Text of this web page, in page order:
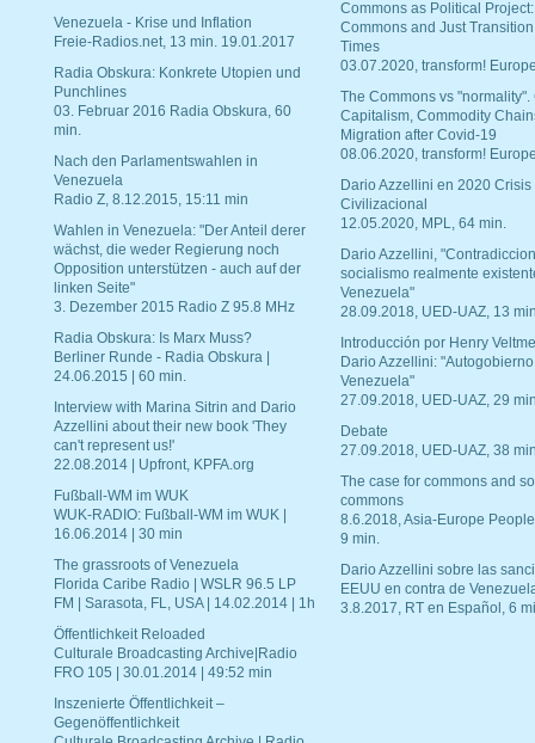
Venezuela - Krise und Inflation
Freie-Radios.net, 13 min. 19.01.2017
Radia Obskura: Konkrete Utopien und
Punchlines
03. Februar 2016 Radia Obskura, 60
min.
Nach den Parlamentswahlen in
Venezuela
Radio Z, 8.12.2015, 15:11 min
Wahlen in Venezuela: "Der Anteil derer
wächst, die weder Regierung noch
Opposition unterstützen - auch auf der
linken Seite"
3. Dezember 2015 Radio Z 95.8 MHz
Radia Obskura: Is Marx Muss?
Berliner Runde - Radia Obskura |
24.06.2015 | 60 min.
Interview with Marina Sitrin and Dario
Azzellini about their new book 'They
can't represent us!'
22.08.2014 | Upfront, KPFA.org
Fußball-WM im WUK
WUK-RADIO: Fußball-WM im WUK |
16.06.2014 | 30 min
The grassroots of Venezuela
Florida Caribe Radio | WSLR 96.5 LP
FM | Sarasota, FL, USA | 14.02.2014 | 1h
Öffentlichkeit Reloaded
Culturale Broadcasting Archive|Radio
FRO 105 | 30.01.2014 | 49:52 min
Inszenierte Öffentlichkeit –
Gegenöffentlichkeit
Commons as Political Project:
Commons and Just
Times
03.07.2020, transform!
The Commons vs "normality".
Capitalism, Commodity
Migration after Covid-19
08.06.2020, transform!
Dario Azzellini en 2020 Crisis
Civilizacional
12.05.2020, MPL, 64 min.
Dario Azzellini,
socialismo realmente
Venezuela"
28.09.2018, UED-UAZ, 13
Introducción por Henry
Dario Azzellini:
Venezuela"
27.09.2018, UED-UAZ, 29
Debate
27.09.2018, UED-UAZ, 38
The case for commons and
commons
8.6.2018, Asia-Europe
9 min.
Dario Azzellini sobre las
EEUU en contra de
3.8.2017, RT en Español, 6